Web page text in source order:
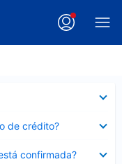
de crédito?
confirmada?